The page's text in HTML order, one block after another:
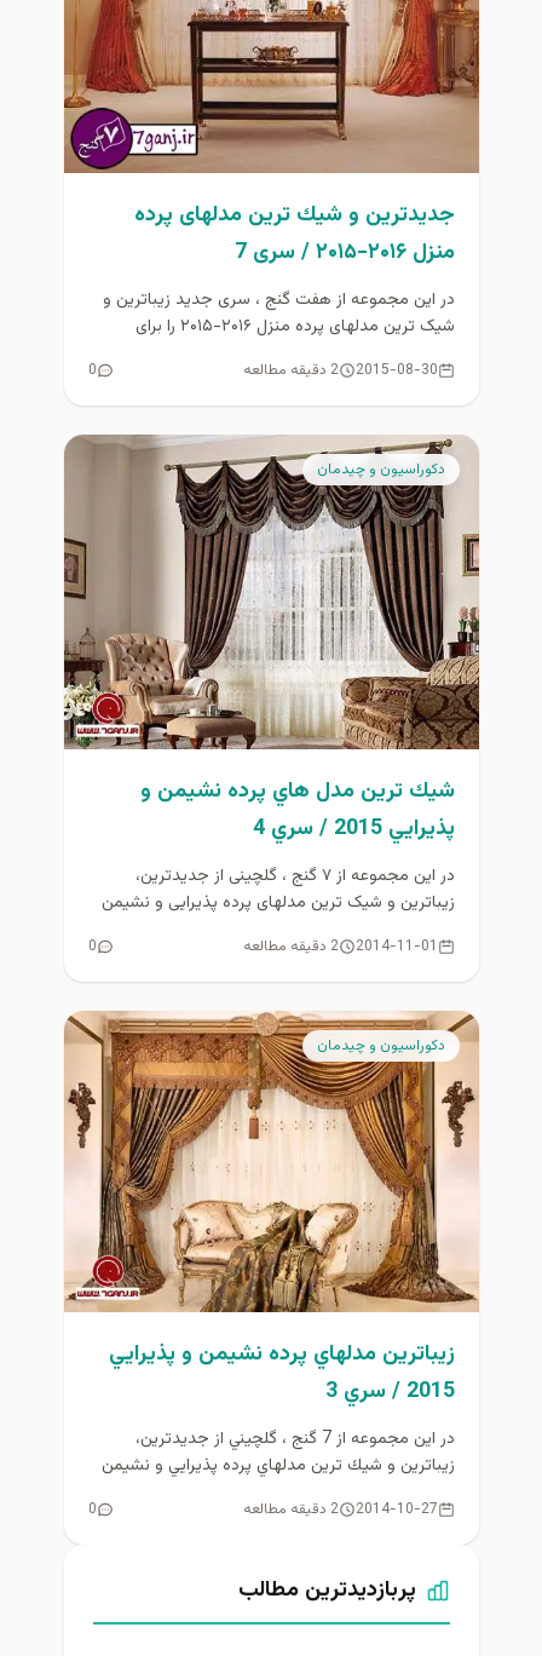
جدیدترین و شيك ترين مدلهای پرده
منزل ۲۰۱۶-۲۰۱۵ / سری 7
در این مجموعه از هفت گنج ، سری جدید زیباترین و
شیک ترین مدلهای پرده منزل ۲۰۱۶-۲۰۱۵ را برای
2015-08-30 2 دقیقه مطالعه 0
دكوراسيون و چيدمان
شيك ترين مدل هاي پرده نشيمن و
پذيرايي 2015 / سري 4
در این مجموعه از ۷ گنج ، گلچینی از جدیدترین،
زیباترین و شیک ترین مدلهای پرده پذیرایی و نشیمن
2014-11-01 2 دقیقه مطالعه 0
دكوراسيون و چيدمان
زيباترين مدلهاي پرده نشيمن و پذيرايي
2015 / سري 3
در اين مجموعه از 7 گنج ، گلچيني از جديدترين،
زيباترين و شيك ترين مدلهاي پرده پذيرايي و نشيمن
2014-10-27 2 دقیقه مطالعه 0
پربازدیدترین مطالب